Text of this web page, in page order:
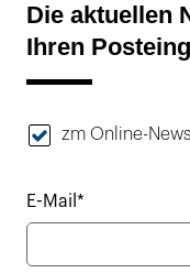
Die aktuellen
Ihren
zm Online-
E-Mail*